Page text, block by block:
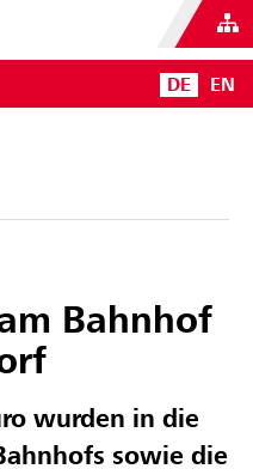
DE EN
Bahnhof
wurden in die
sowie die